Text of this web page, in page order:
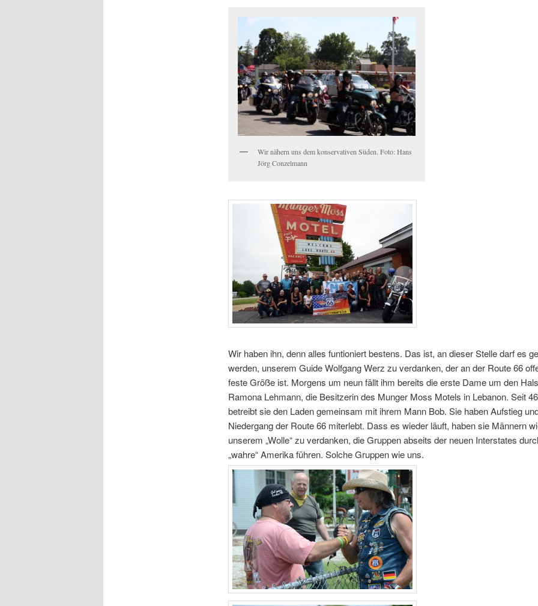
Wir nähern uns dem konservativen Süden. Foto: Hans
Jörg Conzelmann
Wir haben ihn, denn alles funtioniert bestens. Das ist, an dieser Stelle darf es
werden, unserem Guide Wolfgang Werz zu verdanken, der an der Route 66
feste Größe ist. Morgens um neun fällt ihm bereits die erste Dame um den
Ramona Lehmann, die Besitzerin des Munger Moss Motels in Lebanon. Seit
betreibt sie den Laden gemeinsam mit ihrem Mann Bob. Sie haben Aufstieg
Niedergang der Route 66 miterlebt. Dass es wieder läuft, haben sie Männern
unserem „Wolle“ zu verdanken, die Gruppen abseits der neuen Interstates
„wahre“ Amerika führen. Solche Gruppen wie uns.